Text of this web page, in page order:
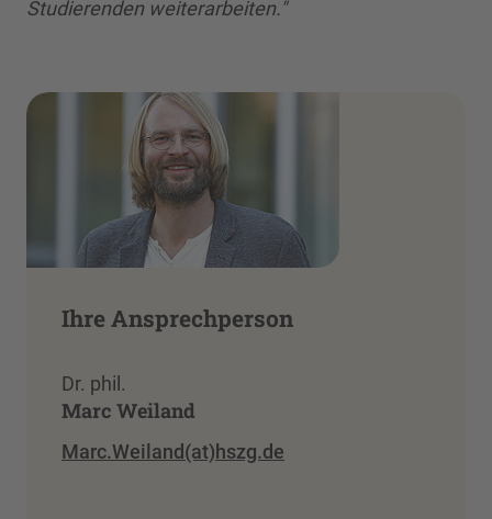
Studierenden weiterarbeiten."
Ihre Ansprechperson
Dr. phil.
Marc Weiland
Marc.Weiland(at)hszg.de